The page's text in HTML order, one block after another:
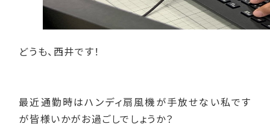
どうも、西井です！
最近通勤時はハンディ扇風機が手放せない私です
が皆様いかがお過ごしでしょうか？